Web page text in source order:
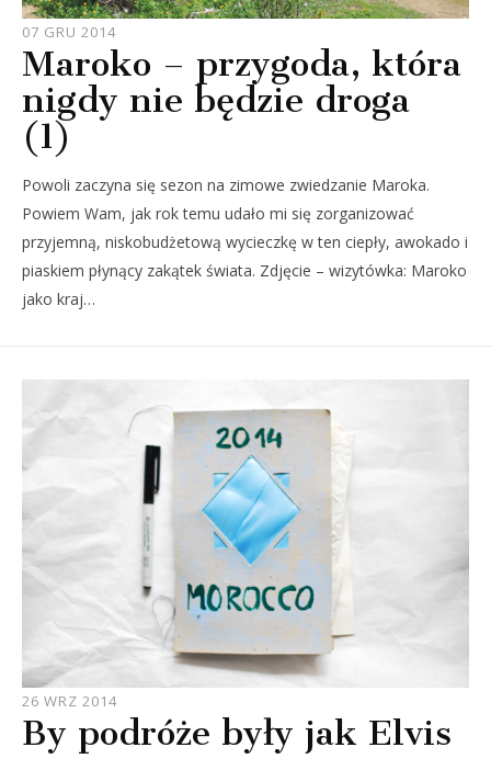
07 GRU 2014JOULE
Maroko – przygoda, która
nigdy nie będzie droga
(1)
Powoli zaczyna się sezon na zimowe zwiedzanie Maroka.
Powiem Wam, jak rok temu udało mi się zorganizować
przyjemną, niskobudżetową wycieczkę w ten ciepły, awokado i
piaskiem płynący zakątek świata. Zdjęcie – wizytówka: Maroko
jako kraj…
26 WRZ 2014JOULE
By podróże były jak Elvis